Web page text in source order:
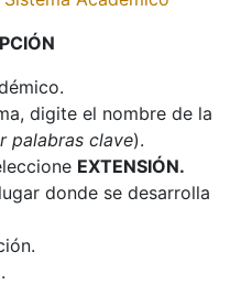
digite el nombre de la
palabras clave).
EXTENSIÓN.
donde se desarrolla